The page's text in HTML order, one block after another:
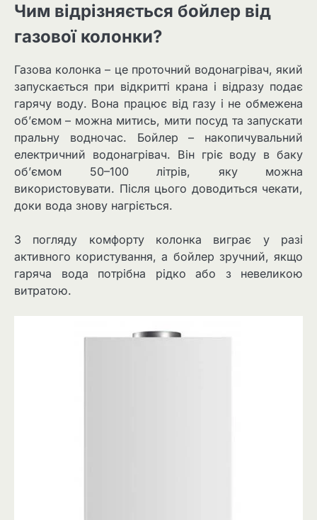
Чим відрізняється бойлер від
газової колонки?
Газова колонка – це проточний водонагрівач, який
запускається при відкритті крана і відразу подає
гарячу воду. Вона працює від газу і не обмежена
об’ємом – можна митись, мити посуд та запускати
пральну водночас. Бойлер – накопичувальний
електричний водонагрівач. Він гріє воду в баку
об’ємом 50–100 літрів, яку можна
використовувати. Після цього доводиться чекати,
доки вода знову нагріється.
З погляду комфорту колонка виграє у разі
активного користування, а бойлер зручний, якщо
гаряча вода потрібна рідко або з невеликою
витратою.